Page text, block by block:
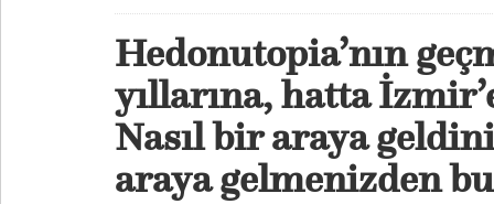
Hedonutopia’nın
yıllarına, hatta
Nasıl bir araya
araya gelmenizden